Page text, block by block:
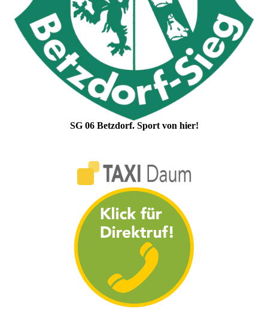
SG 06 Betzdorf. Sport von hier!